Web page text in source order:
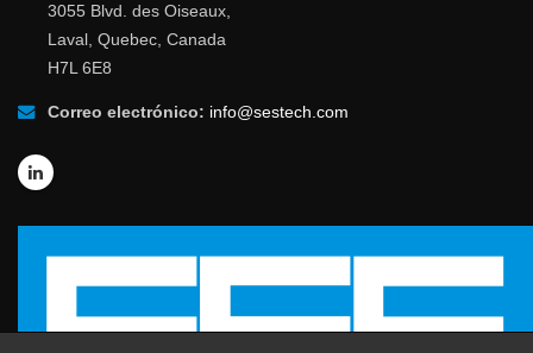
3055 Blvd. des Oiseaux,
Laval, Quebec, Canada
H7L 6E8
Correo electrónico: info@sestech.com